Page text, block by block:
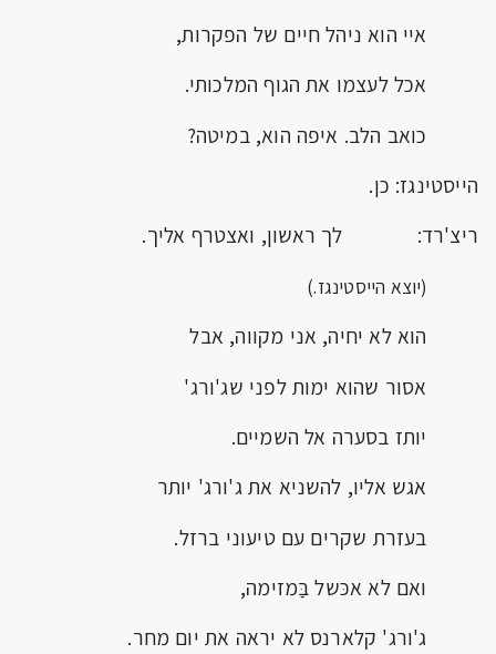
איי הוא ניהל חיים של הפקרות,
אכל לעצמו את הגוף המלכותי.
כואב הלב. איפה הוא, במיטה?
הייסטינגז: כן.
ריצ'רד: לך ראשון, ואצטרף אליך.
(יוצא הייסטינגז.)
הוא לא יחיה, אני מקווה, אבל
אסור שהוא ימות לפני שג'ורג'
יותז בסערה אל השמיים.
אגש אליו, להשניא את ג'ורג' יותר
בעזרת שקרים עם טיעוני ברזל.
ואם לא אכּשל בַּמזימה,
ג'ורג' קלארנס לא יראה את יום מחר.